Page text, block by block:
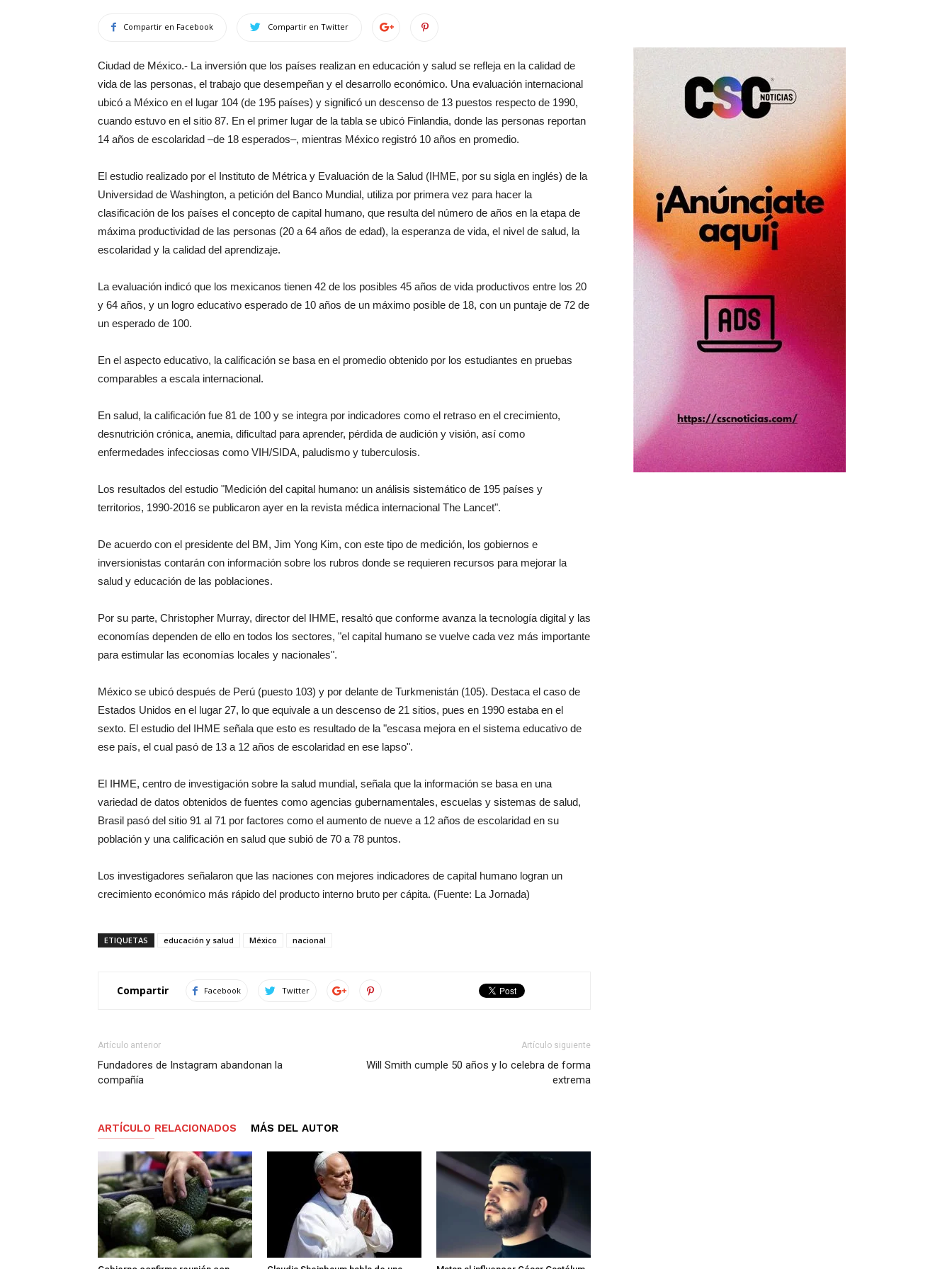
Compartir en Facebook Compartir en Twitter
Ciudad de México.- La inversión que los países realizan en educación y salud se refleja en la calidad de
vida de las personas, el trabajo que desempeñan y el desarrollo económico. Una evaluación internacional
ubicó a México en el lugar 104 (de 195 países) y significó un descenso de 13 puestos respecto de 1990,
cuando estuvo en el sitio 87. En el primer lugar de la tabla se ubicó Finlandia, donde las personas reportan
14 años de escolaridad –de 18 esperados–, mientras México registró 10 años en promedio.
El estudio realizado por el Instituto de Métrica y Evaluación de la Salud (IHME, por su sigla en inglés) de la
Universidad de Washington, a petición del Banco Mundial, utiliza por primera vez para hacer la
clasificación de los países el concepto de capital humano, que resulta del número de años en la etapa de
máxima productividad de las personas (20 a 64 años de edad), la esperanza de vida, el nivel de salud, la
escolaridad y la calidad del aprendizaje.
La evaluación indicó que los mexicanos tienen 42 de los posibles 45 años de vida productivos entre los 20
y 64 años, y un logro educativo esperado de 10 años de un máximo posible de 18, con un puntaje de 72 de
un esperado de 100.
En el aspecto educativo, la calificación se basa en el promedio obtenido por los estudiantes en pruebas
comparables a escala internacional.
En salud, la calificación fue 81 de 100 y se integra por indicadores como el retraso en el crecimiento,
desnutrición crónica, anemia, dificultad para aprender, pérdida de audición y visión, así como
enfermedades infecciosas como VIH/SIDA, paludismo y tuberculosis.
Los resultados del estudio "Medición del capital humano: un análisis sistemático de 195 países y
territorios, 1990-2016 se publicaron ayer en la revista médica internacional The Lancet".
De acuerdo con el presidente del BM, Jim Yong Kim, con este tipo de medición, los gobiernos e
inversionistas contarán con información sobre los rubros donde se requieren recursos para mejorar la
salud y educación de las poblaciones.
Por su parte, Christopher Murray, director del IHME, resaltó que conforme avanza la tecnología digital y las
economías dependen de ello en todos los sectores, "el capital humano se vuelve cada vez más importante
para estimular las economías locales y nacionales".
México se ubicó después de Perú (puesto 103) y por delante de Turkmenistán (105). Destaca el caso de
Estados Unidos en el lugar 27, lo que equivale a un descenso de 21 sitios, pues en 1990 estaba en el
sexto. El estudio del IHME señala que esto es resultado de la "escasa mejora en el sistema educativo de
ese país, el cual pasó de 13 a 12 años de escolaridad en ese lapso".
El IHME, centro de investigación sobre la salud mundial, señala que la información se basa en una
variedad de datos obtenidos de fuentes como agencias gubernamentales, escuelas y sistemas de salud,
Brasil pasó del sitio 91 al 71 por factores como el aumento de nueve a 12 años de escolaridad en su
población y una calificación en salud que subió de 70 a 78 puntos.
Los investigadores señalaron que las naciones con mejores indicadores de capital humano logran un
crecimiento económico más rápido del producto interno bruto per cápita. (Fuente: La Jornada)
ETIQUETAS educación y salud México nacional
Compartir Facebook Twitter
Artículo anterior
Fundadores de Instagram abandonan la
compañía
Artículo siguiente
Will Smith cumple 50 años y lo celebra de forma
extrema
ARTÍCULO RELACIONADOS MÁS DEL AUTOR